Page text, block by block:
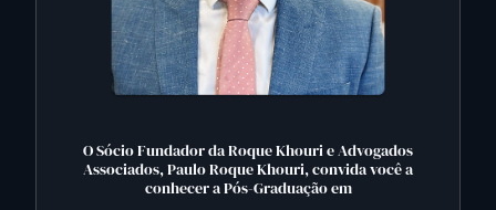
O Sócio Fundador da Roque Khouri e Advogados
Associados, Paulo Roque Khouri, convida você a
conhecer a Pós-Graduação em